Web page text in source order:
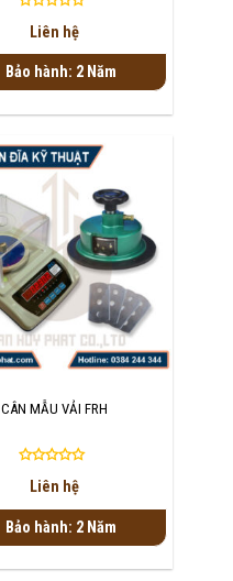
Được
hạng
0
sao
Liên hệ
Bảo hành: 2 Năm
CÂN MẪU VẢI FRH
Được
hạng
0
5
sao
Liên hệ
Bảo hành: 2 Năm